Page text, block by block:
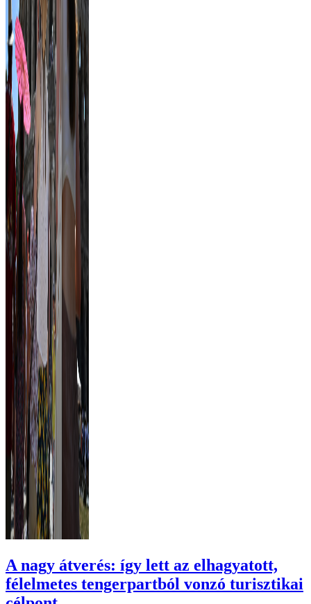
A nagy átverés: így lett az elhagyatott,
félelmetes tengerpartból vonzó turisztikai